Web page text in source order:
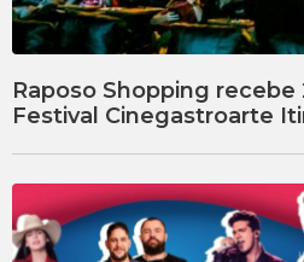
Raposo Shopping recebe
Festival Cinegastroarte